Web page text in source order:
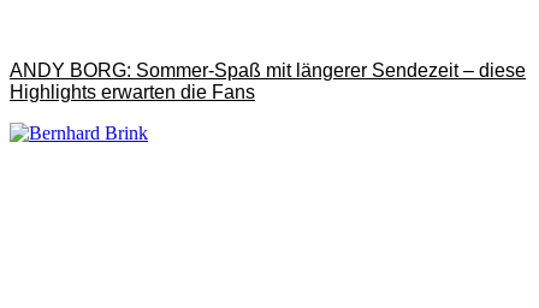
ANDY BORG: Sommer-Spaß mit längerer Sendezeit – diese
Highlights erwarten die Fans